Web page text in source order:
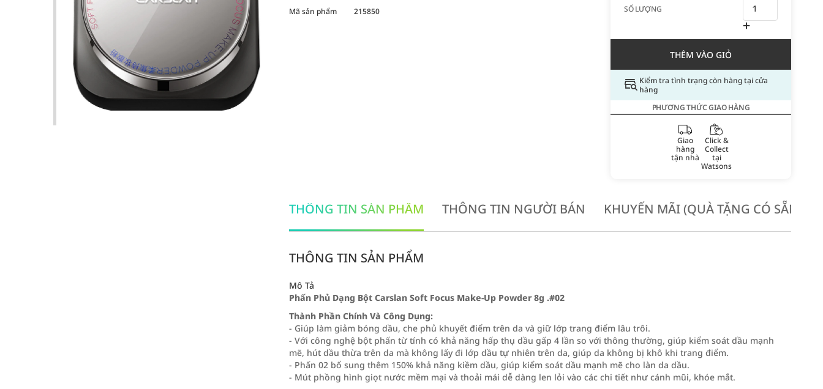
SỐ LƯỢNG
THÊM VÀO GIỎ
Kiểm tra tình trạng còn hàng tại cửa
hàng
PHƯƠNG THỨC GIAO HÀNG
Giao
hàng
tận nhà
Click &
Collect
tại
Watsons
Mã sản phẩm 215850
THÔNG TIN SẢN PHẨM THÔNG TIN NGƯỜI BÁN KHUYẾN MÃI (QUÀ TẶNG CÓ SẴN
THÔNG TIN SẢN PHẨM
Mô Tả
Phấn Phủ Dạng Bột Carslan Soft Focus Make-Up Powder 8g .#02
Thành Phần Chính Và Công Dụng:
- Giúp làm giảm bóng dầu, che phủ khuyết điểm trên da và giữ lớp trang điểm lâu trôi.
- Với công nghệ bột phấn từ tính có khả năng hấp thụ dầu gấp 4 lần so với thông thường, giúp kiểm soát dầu mạnh
mẽ, hút dầu thừa trên da mà không lấy đi lớp dầu tự nhiên trên da, giúp da không bị khô khi trang điểm.
- Phấn 02 bổ sung thêm 150% khả năng kiềm dầu, giúp kiểm soát dầu mạnh mẽ cho làn da dầu.
- Mút phồng hình giọt nước mềm mại và thoải mái dễ dàng len lỏi vào các chi tiết như cánh mũi, khóe mắt.